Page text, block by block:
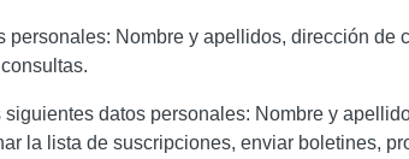
Nombre y apellidos, dirección de
datos personales: Nombre y
la lista de suscripciones, enviar boletines,